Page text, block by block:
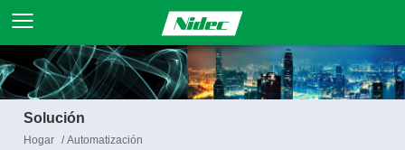
Solución
Hogar /Automatización